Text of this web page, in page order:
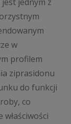
w
profilem
ziprasidonu
do funkcji
co